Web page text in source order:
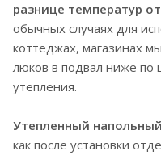
разнице температур
обычных случаях для
коттеджах, магазинах
люков в подвал ниже по
утепления.
Утепленный
как после установки